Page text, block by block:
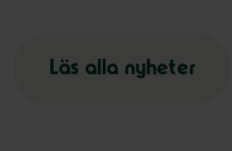
Läs alla nyheter